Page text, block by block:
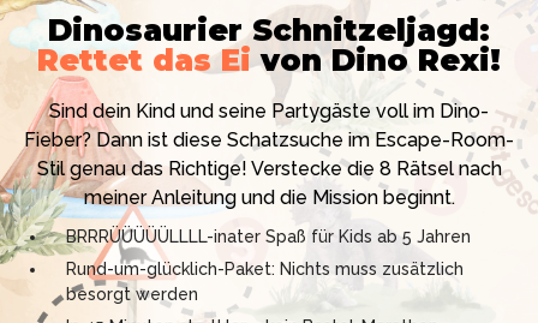
Hollywood-Action im
Kinderzimmer – ohne
Vorbereitungsstress!
Ich bin THiLO, "Dein SPIEGEL"-Bestseller-Autor und
TV-Profi (ZDF "1, 2 oder 3"). Entdecke jetzt meine
Schatzsuchen und Escape Rooms zum Sofort-
Download. Und natürlich meine Ebooks.
Dinosaurier Schnitzeljagd:
Rettet das Ei von Dino Rexi!
Sind dein Kind und seine Partygäste voll im Dino-
Fieber? Dann ist diese Schatzsuche im Escape-Room-
Stil genau das Richtige! Verstecke die 8 Rätsel nach
meiner Anleitung und die Mission beginnt.
BRRRÜÜÜÜÜLLLL-inater Spaß für Kids ab 5 Jahren
Rund-um-glücklich-Paket: Nichts muss zusätzlich
besorgt werden
des Virologen
Das gab es noch nie: Verwandele dein Zuhause in ein
High-Tech Labor! Unser 24-seitiges PDF enthält alles:
Mission, Agentenausweise, Rätsel und Requisiten.
Knackt den Fall in 90 Minuten!
Kniffliger Rätselspaß für 2 bis 6 Spieler (8 - 11 oder 12–
99 Jahre)
Professionelles PDF: Agentenausweise & Schilder
inklusive